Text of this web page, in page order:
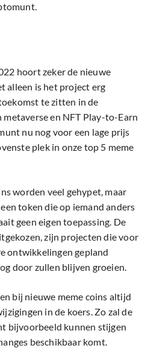
hoort zeker de nieuwe
alleen is het project erg
te zitten in de
en NFT Play-to-Earn
nu nog voor een lage prijs
plek in onze top 5 meme
worden veel gehypet, maar
token die op iemand anders
geen eigen toepassing. De
zijn projecten die voor
ontwikkelingen gepland
door zullen blijven groeien.
bij nieuwe meme coins altijd
in de koers. Zo zal de
bijvoorbeeld kunnen stijgen
beschikbaar komt.